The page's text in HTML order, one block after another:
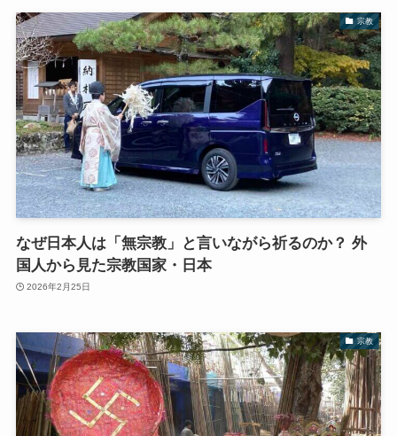
宗教
なぜ日本人は「無宗教」と言いながら祈るのか？ 外
国人から見た宗教国家・日本
2026年2月25日
宗教